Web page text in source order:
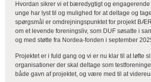
Hvordan sikrer vi et bæredygtigt og
unge har lyst til og mulighed for at deltage og
spørgsmål er omdrejningspunktet for projekt
om et levende foreningsliv, som DUF søsatte i
og med støtte fra Nordea-fonden i september
Projektet er i fuld gang og vi er nu klar til at løfte
organisationer der skal deltage som
både gavn af projektet, og være med til at